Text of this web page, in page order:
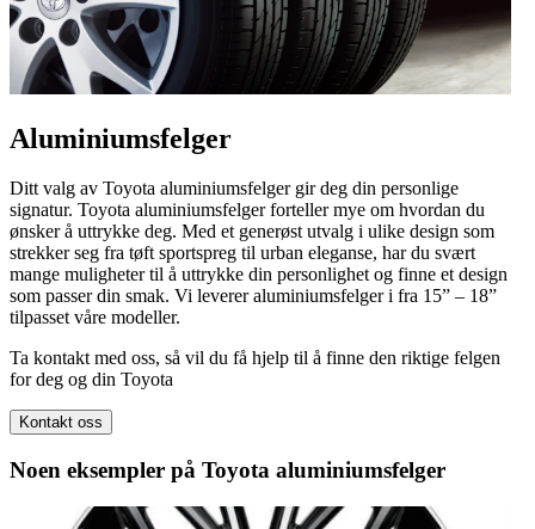
Aluminiumsfelger
Ditt valg av Toyota aluminiumsfelger gir deg din personlige
signatur. Toyota aluminiumsfelger forteller mye om hvordan du
ønsker å uttrykke deg. Med et generøst utvalg i ulike design som
strekker seg fra tøft sportspreg til urban eleganse, har du svært
mange muligheter til å uttrykke din personlighet og finne et design
som passer din smak. Vi leverer aluminiumsfelger i fra 15” – 18”
tilpasset våre modeller.
Ta kontakt med oss, så vil du få hjelp til å finne den riktige felgen
for deg og din Toyota
Kontakt oss
Noen eksempler på Toyota aluminiumsfelger